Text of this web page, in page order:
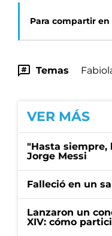
Para compartir en
Temas
VER MÁS
"Hasta siempre,
Jorge Messi
Falleció en un
Lanzaron un
XIV: cómo